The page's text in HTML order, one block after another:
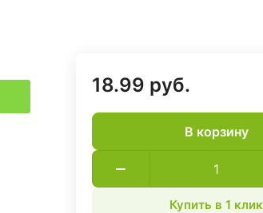
18.99 руб.
В корзину
Купить в 1 клик